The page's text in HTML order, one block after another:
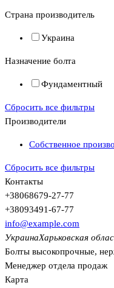
Страна производитель
Украина
Назначение болта
Фундаментный
Сбросить все фильтры
Производители
Собственное
Сбросить все фильтры
Контакты
+38068679-27-77
+38093491-67-77
info@example.com
УкраинаХарьковская
Болты высокопрочные,
Менеджер отдела продаж
Карта